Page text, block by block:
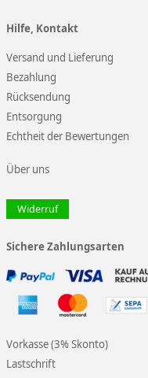
Hilfe, Kontakt
Versand und Lieferung
Bezahlung
Rücksendung
Entsorgung
Echtheit der Bewertungen
Über uns
Widerruf
Sichere Zahlungsarten
Vorkasse (3% Skonto)
Lastschrift